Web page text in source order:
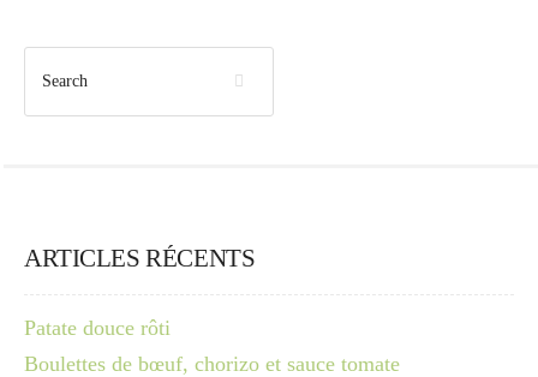
ARTICLES RÉCENTS
Patate douce rôti
Boulettes de bœuf, chorizo et sauce tomate